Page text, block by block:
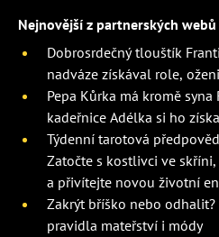
Nejnovější z partnerských webů
Dobrosrdečný tlouštík
nadváze získával role,
Pepa Kůrka má kromě
kadeřnice Adélka si ho
Týdenní tarotová
Zatočte s kostlivci ve
a přivítejte novou životní
Zakrýt bříško nebo
pravidla mateřství i módy